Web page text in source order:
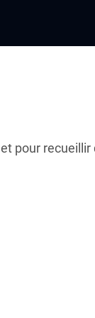
pour recueillir